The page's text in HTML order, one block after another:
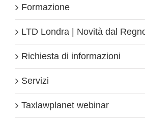
Formazione
LTD Londra | Novità dal
Richiesta di informazioni
Servizi
Taxlawplanet webinar